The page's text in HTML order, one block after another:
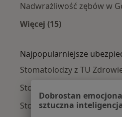
Nadwrażliwość zębów w
Więcej (15)
Najpopularniejsze
Stomatolodzy z TU
Stomatolodzy z Medicover
Stomatolodzy z POLMED w
Dobrostan
sztuczna